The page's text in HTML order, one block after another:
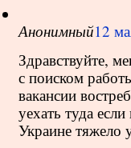
Анонимный12
Здравствуйте,
с поиском
вакансии
уехать туда
Украине тяжело